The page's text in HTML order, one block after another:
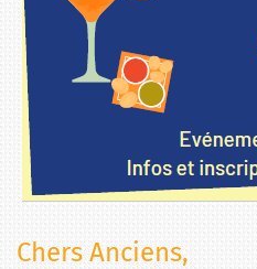
Chers Anciens,